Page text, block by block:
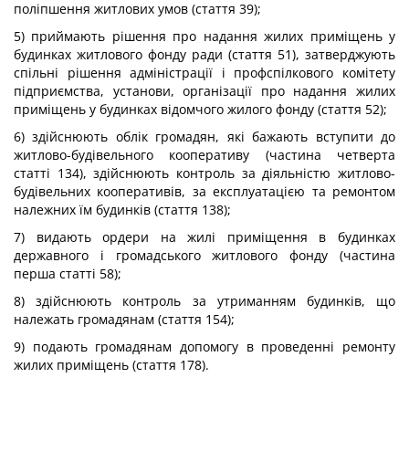
поліпшення житлових умов (стаття 39);
5) приймають рішення про надання жилих приміщень у
будинках житлового фонду ради (стаття 51), затверджують
спільні рішення адміністрації і профспілкового комітету
підприємства, установи, організації про надання жилих
приміщень у будинках відомчого жилого фонду (стаття 52);
6) здійснюють облік громадян, які бажають вступити до
житлово-будівельного кооперативу (частина четверта
статті 134), здійснюють контроль за діяльністю житлово-
будівельних кооперативів, за експлуатацією та ремонтом
належних їм будинків (стаття 138);
7) видають ордери на жилі приміщення в будинках
державного і громадського житлового фонду (частина
перша статті 58);
8) здійснюють контроль за утриманням будинків, що
належать громадянам (стаття 154);
9) подають громадянам допомогу в проведенні ремонту
жилих приміщень (стаття 178).